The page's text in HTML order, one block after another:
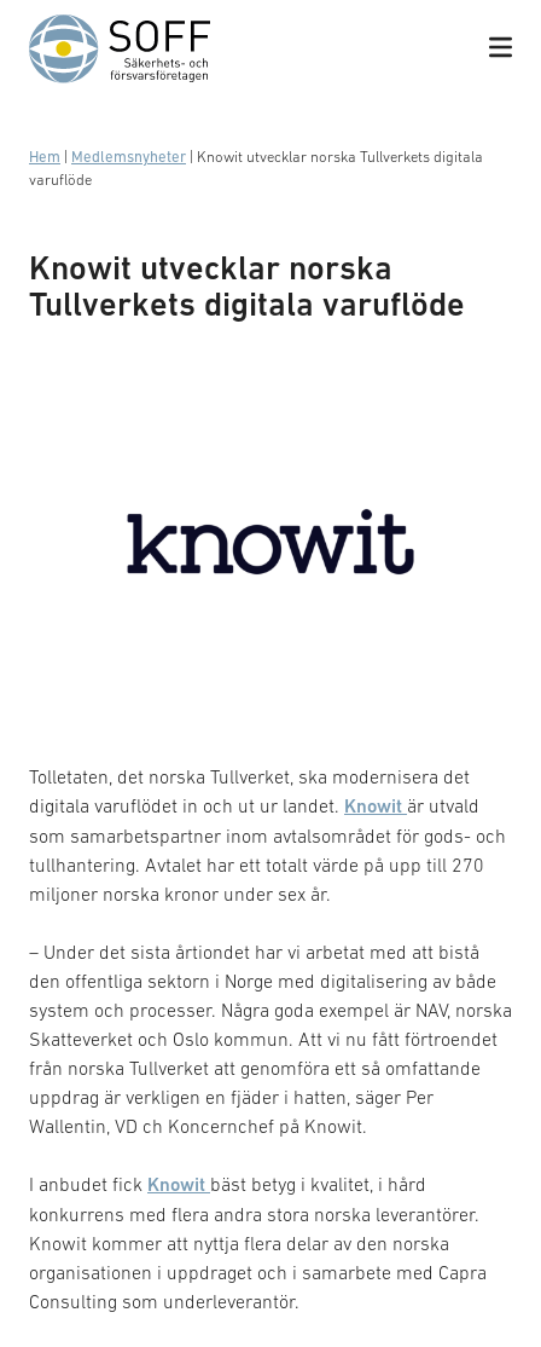
Hoppa till innehåll
Hem Medlemsnyheter
Knowit utvecklar norska Tullverkets digitala
varuflöde
Knowit utvecklar norska
Tullverkets digitala varuflöde
Tolletaten, det norska Tullverket, ska modernisera det
digitala varuflödet in och ut ur landet. Knowit är utvald
som samarbetspartner inom avtalsområdet för gods- och
tullhantering. Avtalet har ett totalt värde på upp till 270
miljoner norska kronor under sex år.
– Under det sista årtiondet har vi arbetat med att bistå
den offentliga sektorn i Norge med digitalisering av både
system och processer. Några goda exempel är NAV, norska
Skatteverket och Oslo kommun. Att vi nu fått förtroendet
från norska Tullverket att genomföra ett så omfattande
uppdrag är verkligen en fjäder i hatten, säger Per
Wallentin, VD ch Koncernchef på Knowit.
I anbudet fick Knowit bäst betyg i kvalitet, i hård
konkurrens med flera andra stora norska leverantörer.
Knowit kommer att nyttja flera delar av den norska
organisationen i uppdraget och i samarbete med Capra
Consulting som underleverantör.